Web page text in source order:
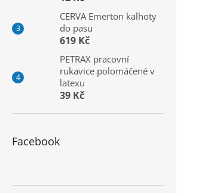
CERVA Emerton kalhoty
do pasu
619 Kč
PETRAX pracovní
rukavice polomáčené v
latexu
39 Kč
Facebook